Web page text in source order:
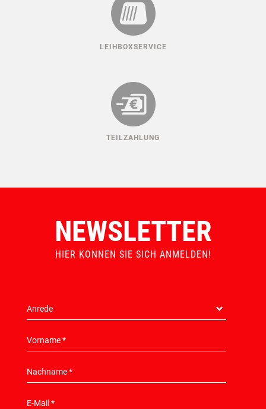
LEIHBOXSERVICE
TEILZAHLUNG
NEWSLETTER
HIER KONNEN SIE SICH ANMELDEN!